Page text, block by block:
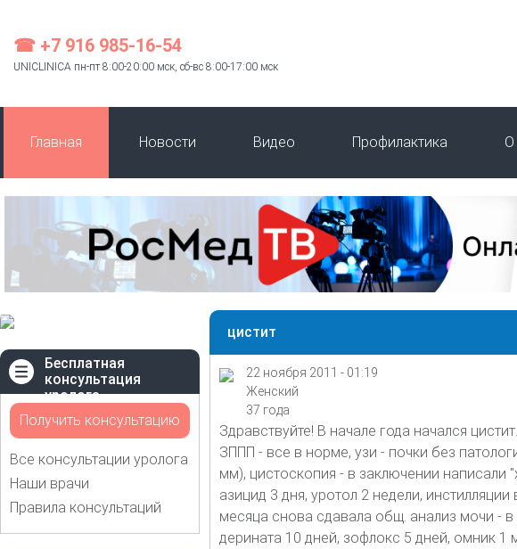
☎ +7 916 985-16-54
UNICLINICA пн-пт 8:00-20:00 мск, сб-вс 8:00-17:00 мск
Главная Новости Видео Профилактика О
Бесплатная
консультация
уролога
Получить консультацию
Все консультации уролога
Наши врачи
Правила консультаций
цистит
22 ноября 2011 - 01:19
Женский
37 года
Здравствуйте! В начале года начался
ЗППП - все в норме, узи - почки без
мм), цистоскопия - в заключении написали
азицид 3 дня, уротол 2 недели,
месяца снова сдавала общ. анализ мочи -
дерината 10 дней, зофлокс 5 дней, омник 1